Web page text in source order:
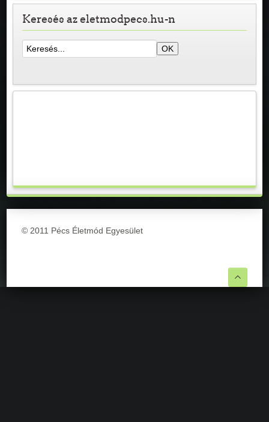
Keresés az eletmodpecs.hu-n
© 2011 Pécs Életmód Egyesület